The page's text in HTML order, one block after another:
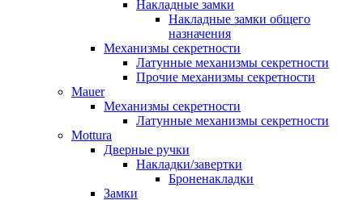
Накладные замки
Накладные замки общего
назначения
Механизмы секретности
Латунные механизмы секретности
Прочие механизмы секретности
Mauer
Механизмы секретности
Латунные механизмы секретности
Mottura
Дверные ручки
Накладки/завертки
Броненакладки
Замки